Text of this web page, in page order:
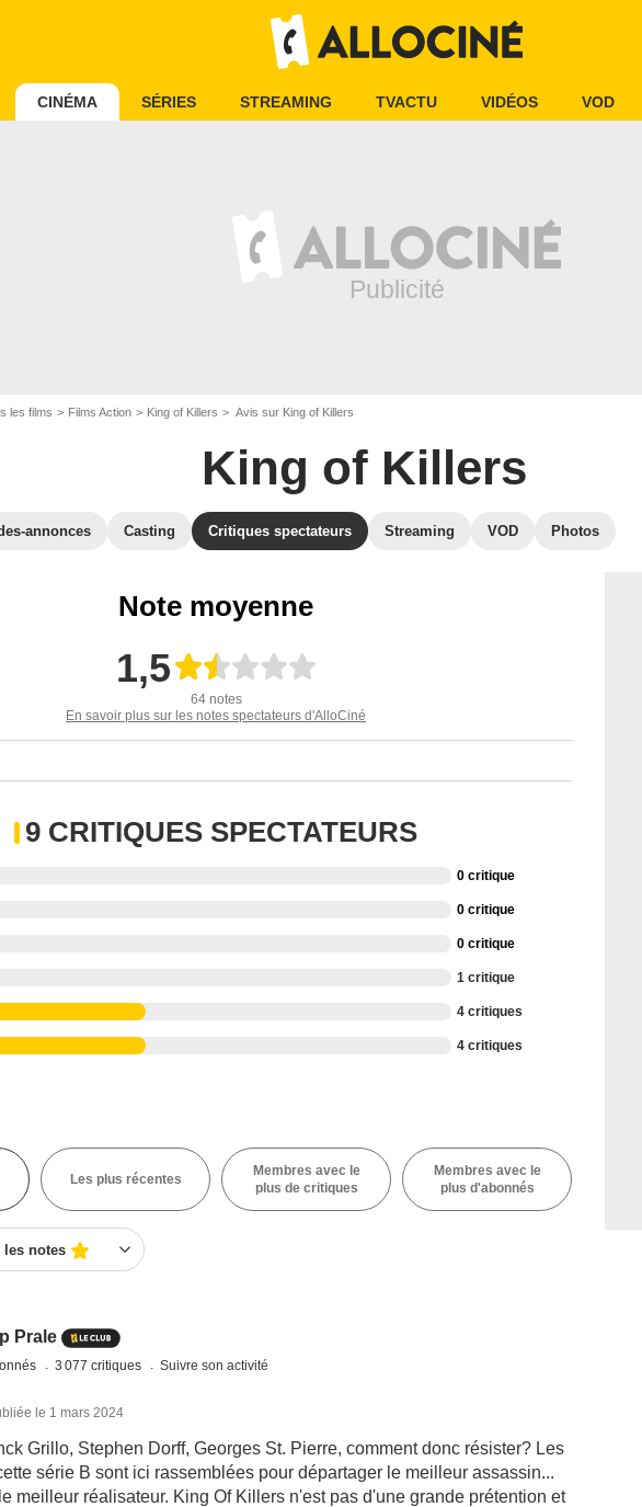
CINÉMA SÉRIES STREAMING TVACTU VIDÉOS VOD
les films Films Action King of Killers Avis sur King of Killers
King of Killers
annonces Casting Critiques spectateurs Streaming VOD Photos
Note moyenne
1,5
64 notes
En savoir plus sur les notes spectateurs d'AlloCiné
9 CRITIQUES SPECTATEURS
0 critique
0 critique
0 critique
1 critique
4 critiques
4 critiques
Les plus récentes
Membres avec le
plus de critiques
Membres avec le
plus d'abonnés
les notes
Prale
3 077 critiques Suivre son activité
le 1 mars 2024
Grillo, Stephen Dorff, Georges St. Pierre, comment donc résister? Les
série B sont ici rassemblées pour départager le meilleur assassin...
meilleur réalisateur. King Of Killers n'est pas d'une grande prétention et